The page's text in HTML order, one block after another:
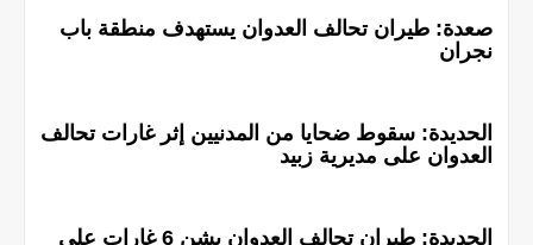
صعدة: طيران تحالف العدوان يستهدف منطقة باب
نجران
الحديدة: سقوط ضحايا من المدنيين إثر غارات تحالف
العدوان على مديرية زبيد
الحديدة: طيران تحالف العدوان يشن 6 غارات على